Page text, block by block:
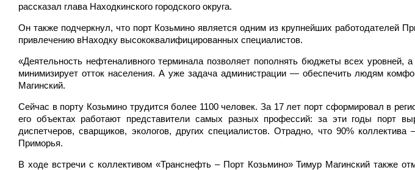
рассказал глава Находкинского городского округа.
Он также подчеркнул, что порт Козьмино является одним из крупнейших работодателей
привлечению вНаходку высококвалифицированных специалистов.
«Деятельность нефтеналивного терминала позволяет пополнять бюджеты всех уровней,
минимизирует отток населения. А уже задача администрации — обеспечить людям
Магинский.
Сейчас в порту Козьмино трудится более 1100 человек. За 17 лет порт сформировал в
его объектах работают представители самых разных профессий: за эти годы порт
диспетчеров, сварщиков, экологов, других специалистов. Отрадно, что 90%
Приморья.
В ходе встречи с коллективом «Транснефть – Порт Козьмино» Тимур Магинский также